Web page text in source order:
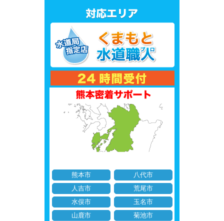
熊本市
八代市
人吉市
荒尾市
水俣市
玉名市
山鹿市
菊池市